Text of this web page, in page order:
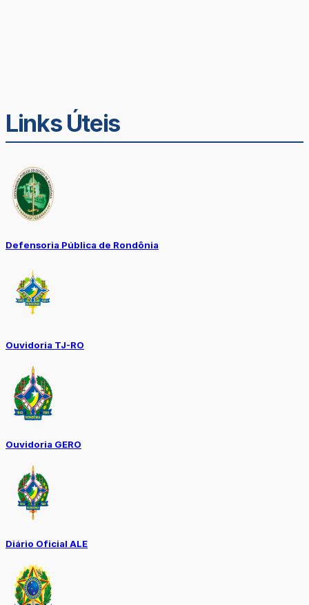
Links Úteis
Defensoria Pública de Rondônia
Ouvidoria TJ-RO
Ouvidoria GERO
Diário Oficial ALE